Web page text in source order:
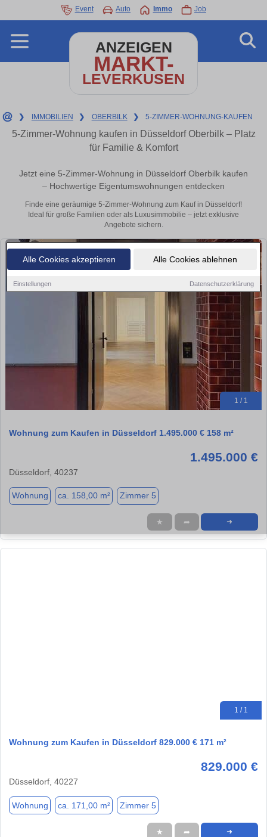
Alle Cookies akzeptieren Alle Cookies ablehnen
Einstellungen Datenschutzerklärung
Event Auto Immo Job
ANZEIGEN
MARKT-
LEVERKUSEN
❯ IMMOBILIEN ❯ OBERBILK ❯ 5-ZIMMER-WOHNUNG-KAUFEN
5-Zimmer-Wohnung kaufen in Düsseldorf Oberbilk – Platz
für Familie & Komfort
Jetzt eine 5-Zimmer-Wohnung in Düsseldorf Oberbilk kaufen
– Hochwertige Eigentumswohnungen entdecken
Finde eine geräumige 5-Zimmer-Wohnung zum Kauf in Düsseldorf!
Ideal für große Familien oder als Luxusimmobilie – jetzt exklusive
Angebote sichern.
1 / 1
Wohnung zum Kaufen in Düsseldorf 1.495.000 € 158 m²
1.495.000 €
Düsseldorf, 40237
Wohnung ca. 158,00 m² Zimmer 5
★ ➦ ➜
1 / 1
Wohnung zum Kaufen in Düsseldorf 829.000 € 171 m²
829.000 €
Düsseldorf, 40227
Wohnung ca. 171,00 m² Zimmer 5
★ ➦ ➜